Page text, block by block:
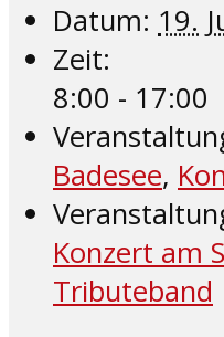
Datum: 19.
Zeit:
8:00 - 17:00
Badesee,
Konzert am
Tributeband